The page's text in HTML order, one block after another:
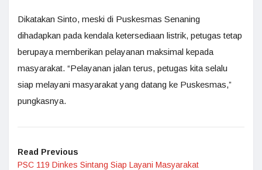
Dikatakan Sinto, meski di Puskesmas Senaning
dihadapkan pada kendala ketersediaan listrik, petugas tetap
berupaya memberikan pelayanan maksimal kepada
masyarakat. “Pelayanan jalan terus, petugas kita selalu
siap melayani masyarakat yang datang ke Puskesmas,”
pungkasnya.
Read Previous
PSC 119 Dinkes Sintang Siap Layani Masyarakat